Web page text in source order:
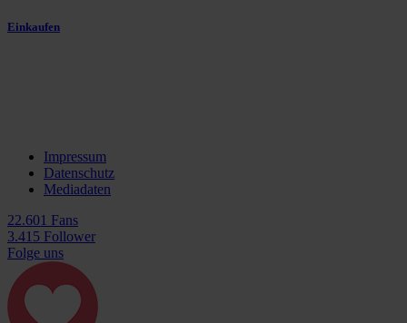
Einkaufen
Impressum
Datenschutz
Mediadaten
22.601 Fans
3.415 Follower
Folge uns